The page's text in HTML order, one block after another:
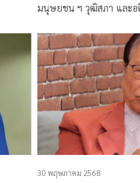
มนุษยชน ฯ วุฒิสภา และอ
30 พฤษภาคม 2568